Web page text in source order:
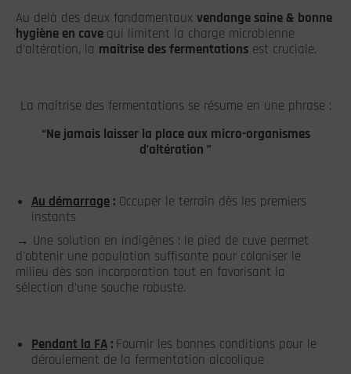
Au delà des deux fondamentaux vendange saine & bonne
hygiène en cave qui limitent la charge microbienne
d’altération, la maîtrise des fermentations est cruciale.
La maîtrise des fermentations se résume en une phrase :
“Ne jamais laisser la place aux micro-organismes
d’altération ”
Au démarrage : Occuper le terrain dès les premiers
instants
→ Une solution en indigènes : le pied de cuve permet
d'obtenir une population suffisante pour coloniser le
milieu dès son incorporation tout en favorisant la
sélection d'une souche robuste.
Pendant la FA : Fournir les bonnes conditions pour le
déroulement de la fermentation alcoolique